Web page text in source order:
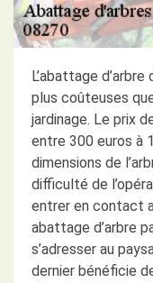
L’abattage
plus coûteuses
jardinage. Le prix
entre 300 euros à
dimensions de
difficulté de
entrer en contact
abattage d’arbre
s’adresser au
dernier bénéficie